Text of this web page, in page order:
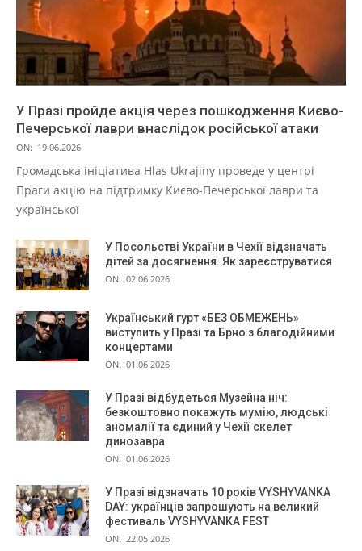
У Празі пройде акція через пошкодження Києво-
Печерської лаври внаслідок російської атаки
ON: 19.06.2026
Громадська ініціатива Hlas Ukrajiny проведе у центрі
Праги акцію на підтримку Києво-Печерської лаври та
української
У Посольстві України в Чехії відзначать
дітей за досягнення. Як зареєструватися
ON: 02.06.2026
Український гурт «БЕЗ ОБМЕЖЕНЬ»
виступить у Празі та Брно з благодійними
концертами
ON: 01.06.2026
У Празі відбудеться Музейна ніч:
безкоштовно покажуть мумію, людські
аномалії та єдиний у Чехії скелет
динозавра
ON: 01.06.2026
У Празі відзначать 10 років VYSHYVANKA
DAY: українців запрошують на великий
фестиваль VYSHYVANKA FEST
ON: 22.05.2026